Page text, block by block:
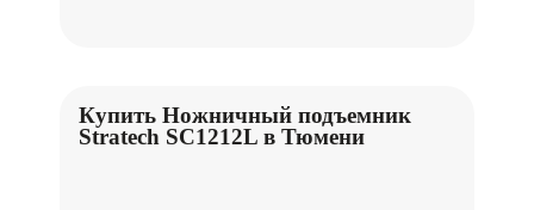
Купить Ножничный подъемник
Stratech SC1212L в Тюмени